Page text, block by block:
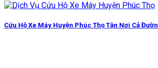
Cứu Hộ Xe Máy Huyện Phúc Thọ Tận Nơi Cả